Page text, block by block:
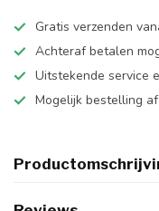
Gratis verzenden
Achteraf betalen
Uitstekende service
Mogelijk bestelling